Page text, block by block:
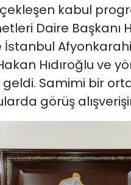
kabul
Daire Başkanı
Hıdıroğlu ve
geldi. Samimi bir
görüş